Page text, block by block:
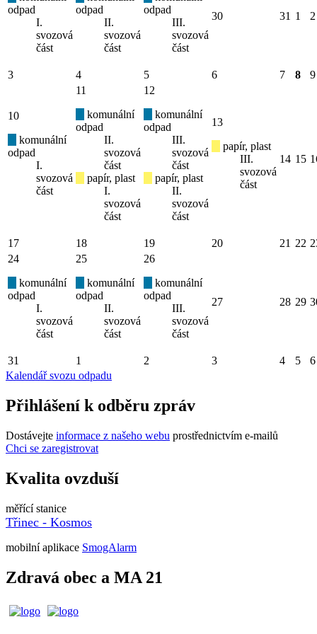
odpad
I.
svozová
část
odpad
II.
svozová
část
odpad
III.
svozová
část
30 31 1 2
3 4 5 6 7 8 9
10
komunální
odpad
I.
svozová
část
11
komunální
odpad
II.
svozová
část
papír, plast
I.
svozová
část
12
komunální
odpad
III.
svozová
část
papír, plast
II.
svozová
část
13
papír, plast
III.
svozová
část
14 15
17 18 19 20 21 22
24
komunální
odpad
I.
svozová
část
25
komunální
odpad
II.
svozová
část
26
komunální
odpad
III.
svozová
část
27 28 29
31 1 2 3 4 5
6
Kalendář svozu odpadu
Přihlášení k odběru zpráv
Dostávejte informace z našeho webu prostřednictvím e-mailů
Chci se zaregistrovat
Kvalita ovzduší
měřící stanice
Třinec - Kosmos
mobilní aplikace SmogAlarm
Zdravá obec a MA 21